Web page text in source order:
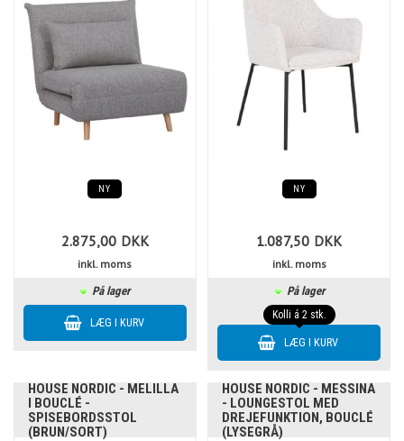
NY
2.875,00 DKK
inkl. moms
På lager
NY
1.087,50 DKK
inkl. moms
På lager
Kolli á 2 stk.
HOUSE NORDIC - MELILLA
I BOUCLÉ -
SPISEBORDSSTOL
(BRUN/SORT)
HOUSE NORDIC - MESSINA
- LOUNGESTOL MED
DREJEFUNKTION, BOUCLÉ
(LYSEGRÅ)